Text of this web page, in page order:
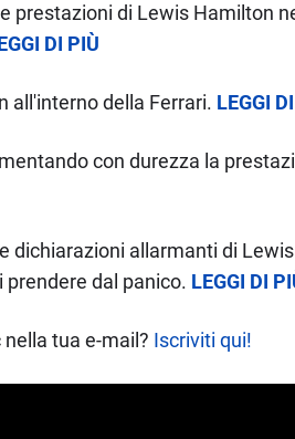
prestazioni di Lewis Hamilton
DI PIÙ
all'interno della Ferrari. LEGGI
con durezza la
dichiarazioni allarmanti di
prendere dal panico. LEGGI DI
tua e-mail? Iscriviti qui!